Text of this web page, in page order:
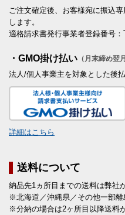
ご注文確定後、お客様宛に振込
します。
適格請求書発行事業者登録番号：
・GMO掛け払い （月末締め翌
法人/個人事業主を対象とした後
詳細はこちら
送料について
納品先1ヵ所目までの送料は弊社
※北海道／沖縄県／その他一部離
※分納の場合は2ヶ所目以降送料